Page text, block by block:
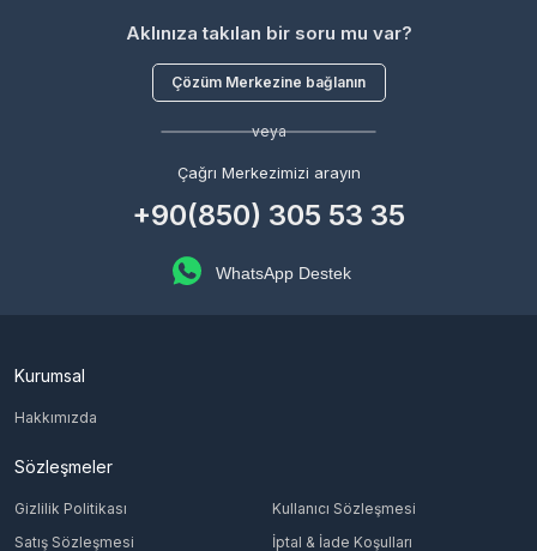
Aklınıza takılan bir soru mu var?
Çözüm Merkezine bağlanın
veya
Çağrı Merkezimizi arayın
+90(850) 305 53 35
WhatsApp Destek
Kurumsal
Hakkımızda
Sözleşmeler
Gizlilik Politikası
Kullanıcı Sözleşmesi
Satış Sözleşmesi
İptal & İade Koşulları